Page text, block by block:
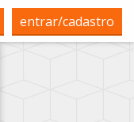
entrar/cadastro